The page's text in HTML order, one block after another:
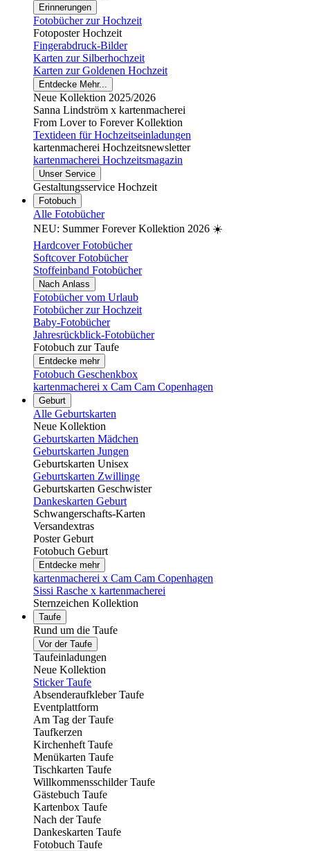
Erinnerungen
Fotobücher zur Hochzeit
Fotoposter Hochzeit
Fingerabdruck-Bilder
Karten zur Silberhochzeit
Karten zur Goldenen Hochzeit
Entdecke Mehr...
Neue Kollektion 2025/2026
Sanna Lindström x kartenmacherei
From Lover to Forever Kollektion
Textideen für Hochzeitseinladungen
kartenmacherei Hochzeitsnewsletter
kartenmacherei Hochzeitsmagazin
Unser Service
Gestaltungsservice Hochzeit
Fotobuch
Alle Fotobücher
NEU: Summer Forever Kollektion 2026 ☀️
Hardcover Fotobücher
Softcover Fotobücher
Stoffeinband Fotobücher
Nach Anlass
Fotobücher vom Urlaub
Fotobücher zur Hochzeit
Baby-Fotobücher
Jahresrückblick-Fotobücher
Fotobuch zur Taufe
Entdecke mehr
Fotobuch Geschenkbox
kartenmacherei x Cam Cam Copenhagen
Geburt
Alle Geburtskarten
Neue Kollektion
Geburtskarten Mädchen
Geburtskarten Jungen
Geburtskarten Unisex
Geburtskarten Zwillinge
Geburtskarten Geschwister
Dankeskarten Geburt
Schwangerschafts-Karten
Versandextras
Poster Geburt
Fotobuch Geburt
Entdecke mehr
kartenmacherei x Cam Cam Copenhagen
Sissi Rasche x kartenmacherei
Sternzeichen Kollektion
Taufe
Rund um die Taufe
Vor der Taufe
Taufeinladungen
Neue Kollektion
Sticker Taufe
Absenderaufkleber Taufe
Eventplattform
Am Tag der Taufe
Taufkerzen
Kirchenheft Taufe
Menükarten Taufe
Tischkarten Taufe
Willkommensschilder Taufe
Gästebuch Taufe
Kartenbox Taufe
Nach der Taufe
Dankeskarten Taufe
Fotobuch Taufe